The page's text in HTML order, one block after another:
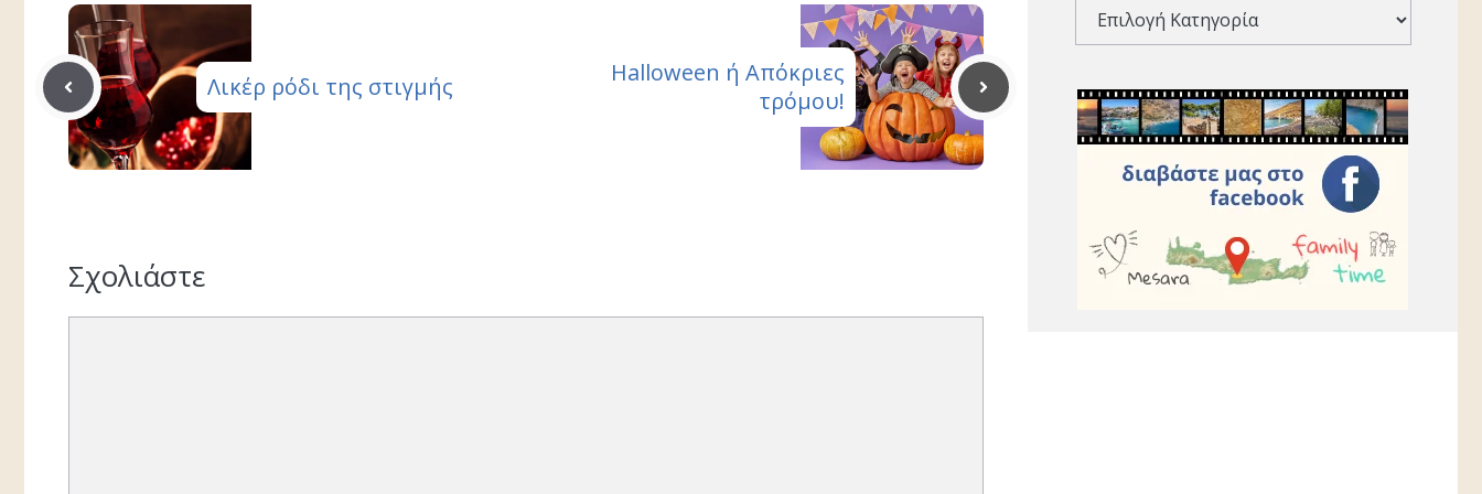
Λικέρ ρόδι της στιγμής
Halloween ή Απόκριες
τρόμου!
Σχολιάστε